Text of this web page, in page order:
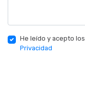
He leído y acepto los
Privacidad